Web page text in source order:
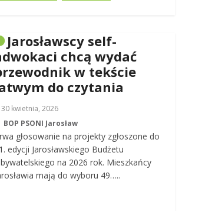
Jarosławscy self-
chcą wydać
w tekście
do czytania
30 kwietnia, 2026
BOP PSONI Jarosław
głosowanie na projekty zgłoszone do
edycji Jarosławskiego Budżetu
na 2026 rok. Mieszkańcy
mają do wyboru 49…..